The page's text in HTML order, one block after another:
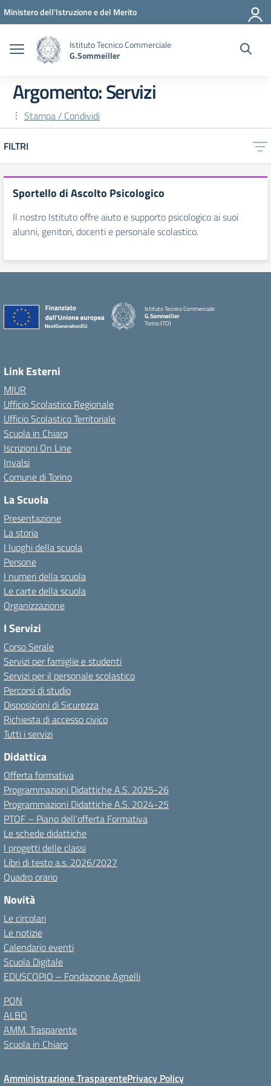
Vai ai contenuti
Vai al menu di navigazione
Vai al footer
Ministero dell'Istruzione e del Merito
Istituto Tecnico Commerciale
G.Sommeiller
Argomento: Servizi
Stampa / Condividi
FILTRI
Sportello di Ascolto Psicologico
Il nostro Istituto offre aiuto e supporto psicologico ai suoi
alunni, genitori, docenti e personale scolastico.
Istituto Tecnico Commerciale
G.Sommeiller
Torino (TO)
Link Esterni
MIUR
Ufficio Scolastico Regionale
Ufficio Scolastico Territoriale
Scuola in Chiaro
Iscrizioni On Line
Invalsi
Comune di Torino
La Scuola
Presentazione
La storia
I luoghi della scuola
Persone
I numeri della scuola
Le carte della scuola
Organizzazione
I Servizi
Corso Serale
Servizi per famiglie e studenti
Servizi per il personale scolastico
Percorsi di studio
Disposizioni di Sicurezza
Richiesta di accesso civico
Tutti i servizi
Didattica
Offerta formativa
Programmazioni Didattiche A.S. 2025-26
Programmazioni Didattiche A.S. 2024-25
PTOF – Piano dell’offerta Formativa
Le schede didattiche
I progetti delle classi
Libri di testo a.s. 2026/2027
Quadro orario
Novità
Le circolari
Le notizie
Calendario eventi
Scuola Digitale
EDUSCOPIO – Fondazione Agnelli
PON
ALBO
AMM. Trasparente
Scuola in Chiaro
Amministrazione TrasparentePrivacy Policy